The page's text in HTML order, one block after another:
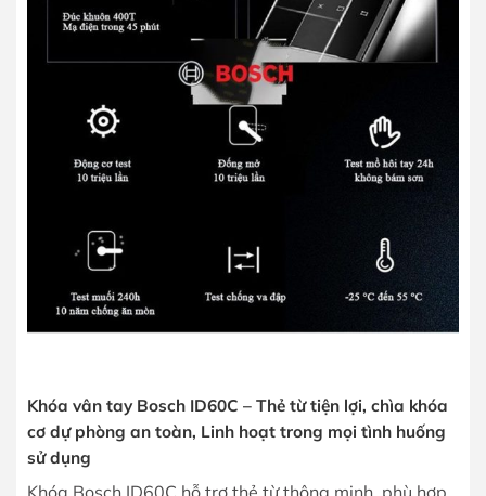
Khóa vân tay Bosch ID60C – Thẻ từ tiện lợi, chìa khóa
cơ dự phòng an toàn, Linh hoạt trong mọi tình huống
sử dụng